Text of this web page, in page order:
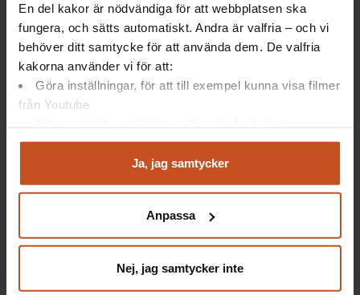
En del kakor är nödvändiga för att webbplatsen ska
fungera, och sätts automatiskt. Andra är valfria – och vi
behöver ditt samtycke för att använda dem. De valfria
kakorna använder vi för att:
Göra inställningar, för att till exempel kunna visa filmer
från Youtube
Analysera trafik för att kunna visa riktad information
Du kan när som helst återta ditt godkännande genom att
integritet@suntarbetsliv.se.
Ja, jag samtycker
Anpassa
Nej, jag samtycker inte
Läs mer:
Så blir ni en språkutvecklande arbetsplats
Porträttfoto: Staffan Claesson/TT
Kommunalt vård- och omsorgsboende i Heby.
Demensboende med åtta boende.